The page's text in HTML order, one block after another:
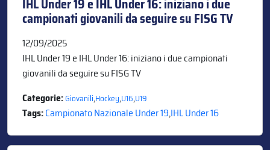
IHL Under 19 e IHL Under 16: iniziano i due
campionati giovanili da seguire su FISG TV
12/09/2025
IHL Under 19 e IHL Under 16: iniziano i due campionati
giovanili da seguire su FISG TV
Categorie:Giovanili,Hockey,U16,U19
Tags:Campionato Nazionale Under 19,IHL Under 16